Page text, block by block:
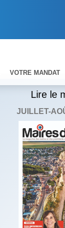
VOTRE MANDAT
Lire le
JUILLET-